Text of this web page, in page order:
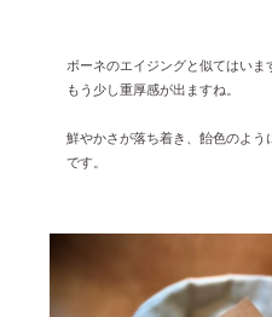
ボーネのエイジングと似てはいま
もう少し重厚感が出ますね。
鮮やかさが落ち着き、飴色のよ
です。